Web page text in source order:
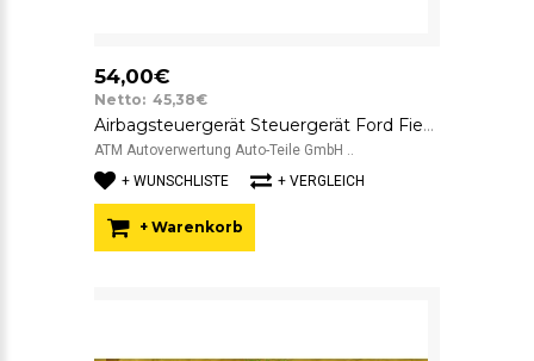
54,00€
Netto: 45,38€
Airbagsteuergerät Steuergerät Ford Fiesta 5 V FoMoCo 6S6T14B056LB
ATM Autoverwertung Auto-Teile GmbH ..
+ WUNSCHLISTE
+ VERGLEICH
+ Warenkorb